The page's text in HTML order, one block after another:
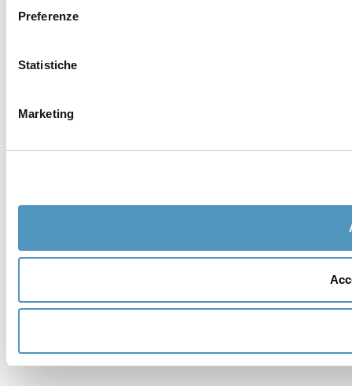
Preferenze
Statistiche
Marketing